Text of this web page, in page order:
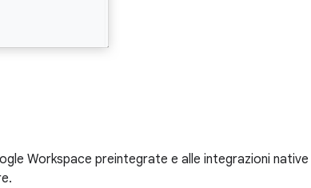
Workspace preintegrate e alle integrazioni